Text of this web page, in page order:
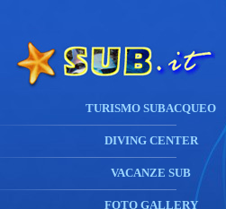
TURISMO SUBACQUEO
DIVING CENTER
VACANZE SUB
FOTO GALLERY